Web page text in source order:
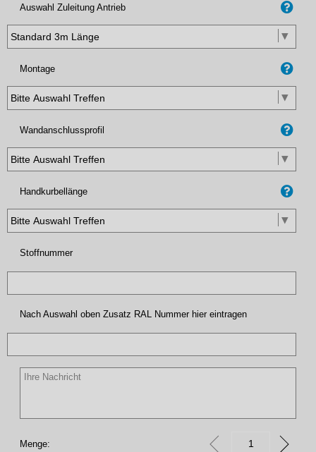
Auswahl Zuleitung Antrieb
Montage
Wandanschlussprofil
Handkurbellänge
Stoffnummer
Nach Auswahl oben Zusatz RAL Nummer hier eintragen
Menge: